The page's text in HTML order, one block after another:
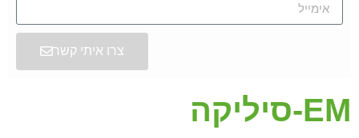
צרו איתי קשר
EM-סיליקה